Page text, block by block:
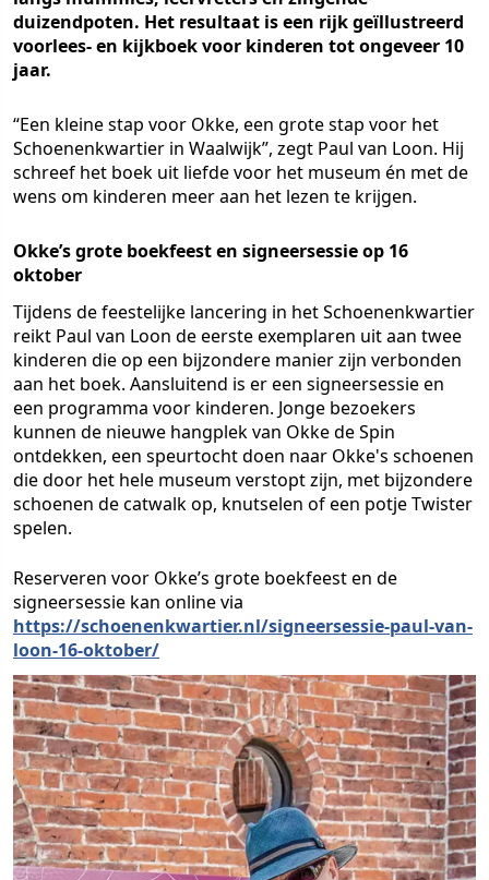
duizendpoten. Het resultaat is een rijk geïllustreerd
voorlees- en kijkboek voor kinderen tot ongeveer 10
jaar.
“Een kleine stap voor Okke, een grote stap voor het
Schoenenkwartier in Waalwijk”, zegt Paul van Loon. Hij
schreef het boek uit liefde voor het museum én met de
wens om kinderen meer aan het lezen te krijgen.
Okke’s grote boekfeest en signeersessie op 16
oktober
Tijdens de feestelijke lancering in het Schoenenkwartier
reikt Paul van Loon de eerste exemplaren uit aan twee
kinderen die op een bijzondere manier zijn verbonden
aan het boek. Aansluitend is er een signeersessie en
een programma voor kinderen. Jonge bezoekers
kunnen de nieuwe hangplek van Okke de Spin
ontdekken, een speurtocht doen naar Okke's schoenen
die door het hele museum verstopt zijn, met bijzondere
schoenen de catwalk op, knutselen of een potje Twister
spelen.
Reserveren voor Okke’s grote boekfeest en de
signeersessie kan online via
https://schoenenkwartier.nl/signeersessie-paul-van-
loon-16-oktober/